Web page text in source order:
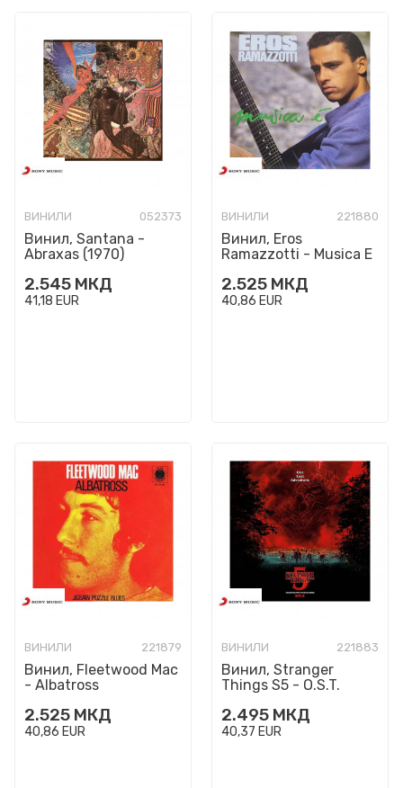
ВИНИЛИ 052373
Винил, Santana -
Abraxas (1970)
2.545 МКД
41,18 EUR
ВИНИЛИ 221880
Винил, Eros
Ramazzotti - Musica E
2.525 МКД
40,86 EUR
ВИНИЛИ 221879
Винил, Fleetwood Mac
- Albatross
2.525 МКД
40,86 EUR
ВИНИЛИ 221883
Винил, Stranger
Things S5 - O.S.T.
2.495 МКД
40,37 EUR